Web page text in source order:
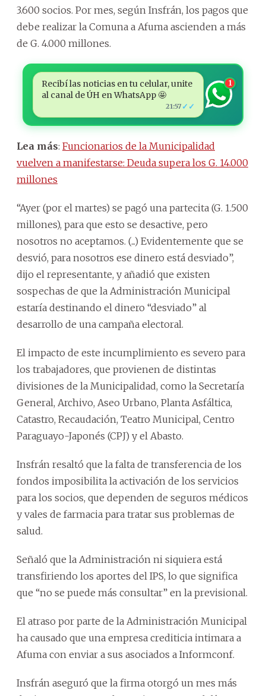
3.600 socios. Por mes, según Insfrán, los pagos que
debe realizar la Comuna a Afuma ascienden a más
de G. 4.000 millones.
Recibí las noticias en tu celular, unite
al canal de ÚH en WhatsApp 🤩
21:57 ✓✓
1
Lea más: Funcionarios de la Municipalidad
vuelven a manifestarse: Deuda supera los G. 14.000
millones
“Ayer (por el martes) se pagó una partecita (G. 1.500
millones), para que esto se desactive, pero
nosotros no aceptamos. (...) Evidentemente que se
desvió, para nosotros ese dinero está desviado”,
dijo el representante, y añadió que existen
sospechas de que la Administración Municipal
estaría destinando el dinero “desviado” al
desarrollo de una campaña electoral.
El impacto de este incumplimiento es severo para
los trabajadores, que provienen de distintas
divisiones de la Municipalidad, como la Secretaría
General, Archivo, Aseo Urbano, Planta Asfáltica,
Catastro, Recaudación, Teatro Municipal, Centro
Paraguayo-Japonés (CPJ) y el Abasto.
Insfrán resaltó que la falta de transferencia de los
fondos imposibilita la activación de los servicios
para los socios, que dependen de seguros médicos
y vales de farmacia para tratar sus problemas de
salud.
Señaló que la Administración ni siquiera está
transfiriendo los aportes del IPS, lo que significa
que “no se puede más consultar” en la previsional.
El atraso por parte de la Administración Municipal
ha causado que una empresa crediticia intimara a
Afuma con enviar a sus asociados a Informconf.
Insfrán aseguró que la firma otorgó un mes más